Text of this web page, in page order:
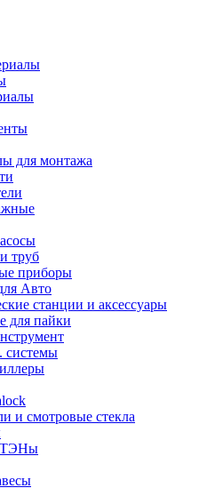
для монтажа
труб
приборы
Авто
станции и аксессуары
для пайки
системы
и смотровые стекла
ТЭНы